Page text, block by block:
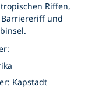
Riffen,
Barriereriff und
Kapstadt